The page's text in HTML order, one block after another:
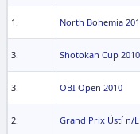
1. North Bohemia
3. Shotokan Cup 2010
3. OBI Open 2010
2. Grand Prix Ústí n/L